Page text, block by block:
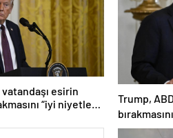
esirin
“iyi niyetle
anlaşıldı
Trump,
olarak